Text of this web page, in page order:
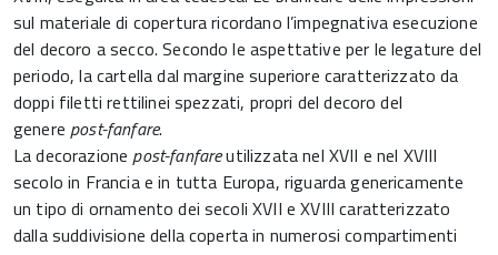
sul materiale di copertura ricordano l’impegnativa esecuzione
del decoro a secco. Secondo le aspettative per le legature del
periodo, la cartella dal margine superiore caratterizzato da
doppi filetti rettilinei spezzati, propri del decoro del
generepost-fanfare.
La decorazionepost-fanfareutilizzata nel XVII e nel XVIII
secolo in Francia e in tutta Europa, riguarda genericamente
un tipo di ornamento dei secoli XVII e XVIII caratterizzato
dalla suddivisione della coperta in numerosi compartimenti